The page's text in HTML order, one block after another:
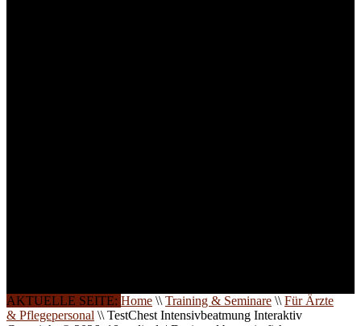
AKTUELLE SEITE: Home \\ Training & Seminare \\ Für Ärzte
& Pflegepersonal \\ TestChest Intensivbeatmung Interaktiv